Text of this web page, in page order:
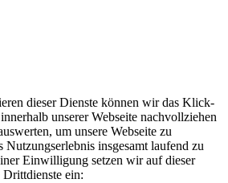
dieser Dienste können wir das Klick-
unserer Webseite nachvollziehen
um unsere Webseite zu
Nutzungserlebnis insgesamt laufend zu
Einwilligung setzen wir auf dieser
Drittdienste ein: